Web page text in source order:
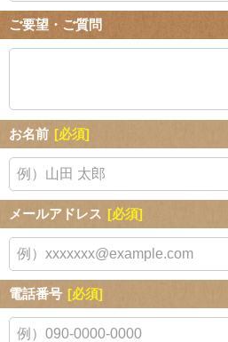
ご要望・ご質問
お名前 [必須]
メールアドレス [必須]
電話番号 [必須]